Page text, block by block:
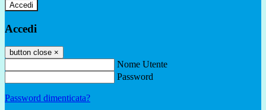
Accedi
Accedi
button close ×
Nome Utente
Password
Password dimenticata?